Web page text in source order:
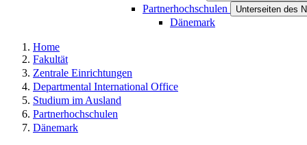
Partnerhochschulen Unterseiten des
Dänemark
Home
Fakultät
Zentrale Einrichtungen
Departmental International Office
Studium im Ausland
Partnerhochschulen
Dänemark